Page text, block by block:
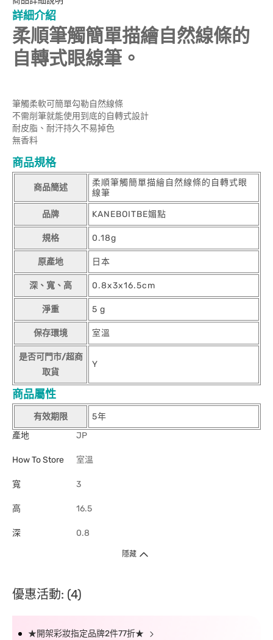
詳細介紹
柔順筆觸簡單描繪自然線條的
自轉式眼線筆。
筆觸柔軟可簡單勾勒自然線條
不需削筆就能使用到底的自轉式設計
耐皮脂、耐汗持久不易掉色
無香料
商品規格
商品簡述
柔順筆觸簡單描繪自然線條的自轉式眼
線筆
品牌 KANEBOITBE媚點
規格 0.18g
原產地 日本
深、寬、高 0.8x3x16.5cm
淨重 5 g
保存環境 室溫
是否可門市/超商
取貨
Y
商品屬性
有效期限
5年
產地
JP
How To Store 室溫
寬 3
高 16.5
深 0.8
隱藏
優惠活動: (4)
★開架彩妝指定品牌2件77折★